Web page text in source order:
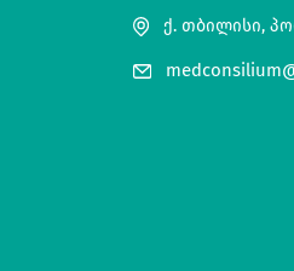
ქ. თბილისი,